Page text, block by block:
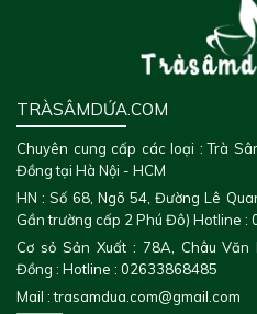
TRÀSÂMDỨA.COM
Chuyên cung cấp các loại : Trà
Đồng tại Hà Nội - HCM
HN : Số 68, Ngõ 54, Đường Lê
Gần trường cấp 2 Phú Đô) Hotline :
Cơ sỏ Sản Xuất : 78A, Châu Văn
Đồng : Hotline : 02633868485
Mail : trasamdua.com@gmail.com